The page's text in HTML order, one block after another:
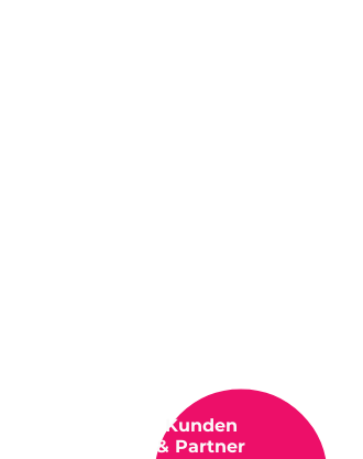
Kunden
& Partner